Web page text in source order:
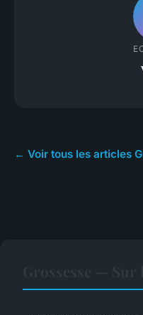
← Voir tous les articles